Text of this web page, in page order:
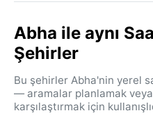
Abha ile aynı
Şehirler
Bu şehirler Abha'nin yerel
— aramalar planlamak
karşılaştırmak için